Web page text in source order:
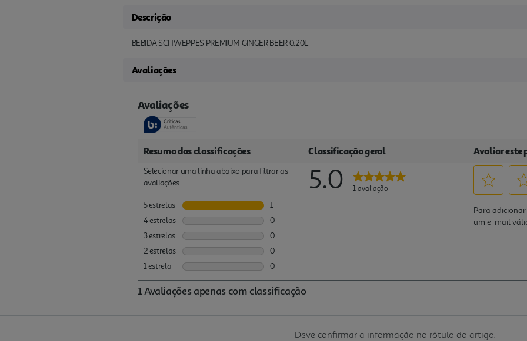
Descrição
BEBIDA SCHWEPPES PREMIUM GINGER BEER 0.20L
Avaliações
Deve confirmar a informação no rótulo do artigo.